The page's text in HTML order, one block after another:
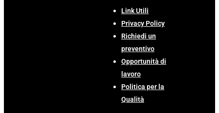
Link Utili
Privacy Policy
Richiedi un
preventivo
Opportunità di
lavoro
Politica per la
Qualità